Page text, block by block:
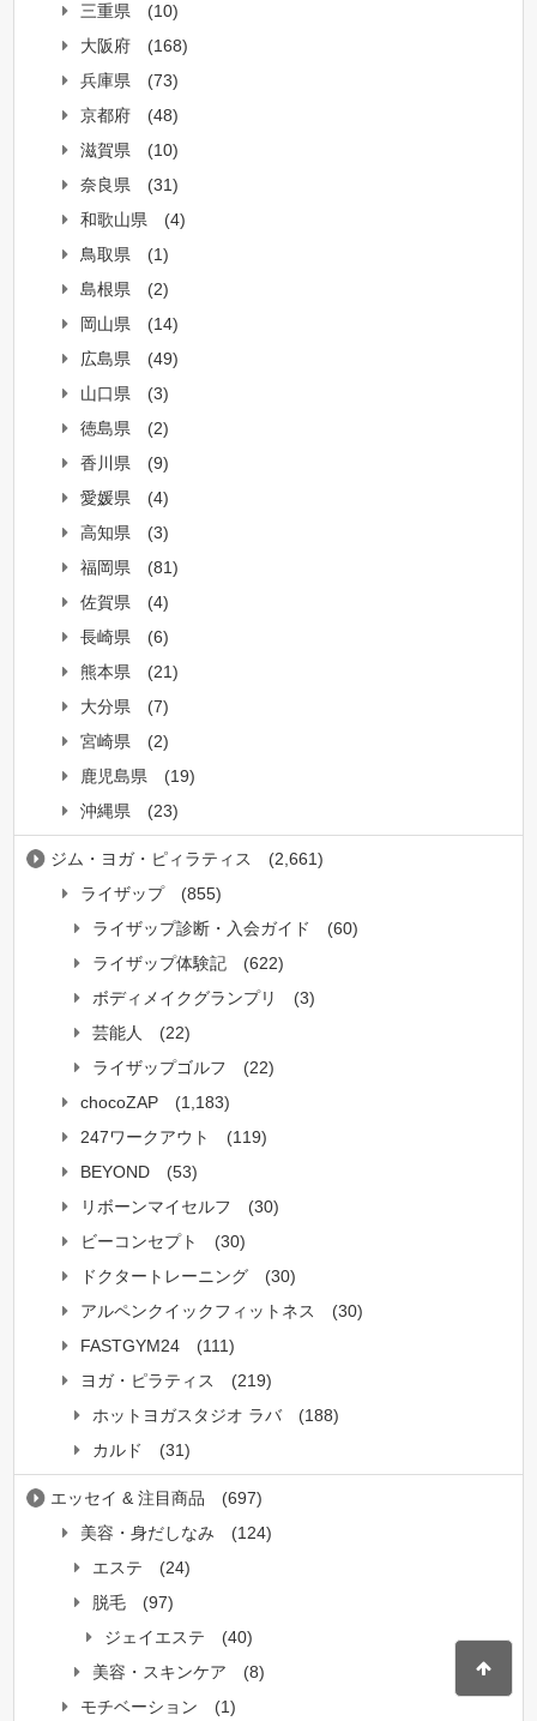
三重県
(10)
大阪府
(168)
兵庫県
(73)
京都府
(48)
滋賀県
(10)
奈良県
(31)
和歌山県
(4)
鳥取県
(1)
島根県
(2)
岡山県
(14)
広島県
(49)
山口県
(3)
徳島県
(2)
香川県
(9)
愛媛県
(4)
高知県
(3)
福岡県
(81)
佐賀県
(4)
長崎県
(6)
熊本県
(21)
大分県
(7)
宮崎県
(2)
鹿児島県
(19)
沖縄県
(23)
ジム・ヨガ・ピィラティス
(2,661)
ライザップ
(855)
ライザップ診断・入会ガイド
(60)
ライザップ体験記
(622)
ボディメイクグランプリ
(3)
芸能人
(22)
ライザップゴルフ
(22)
chocoZAP
(1,183)
247ワークアウト
(119)
BEYOND
(53)
リボーンマイセルフ
(30)
ビーコンセプト
(30)
ドクタートレーニング
(30)
アルペンクイックフィットネス
(30)
FASTGYM24
(111)
ヨガ・ピラティス
(219)
ホットヨガスタジオ ラバ
(188)
カルド
(31)
エッセイ & 注目商品
(697)
美容・身だしなみ
(124)
エステ
(24)
脱毛
(97)
ジェイエステ
(40)
美容・スキンケア
(8)
モチベーション
(1)